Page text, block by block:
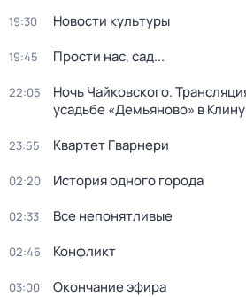
19:30 Новости культуры
19:45 Прости нас, сад...
22:05
Ночь Чайковского.
усадьбе «Демьяново» в Клину
23:55 Квартет Гварнери
02:20 История одного города
02:33 Все непонятливые
02:46 Конфликт
03:00 Окончание эфира